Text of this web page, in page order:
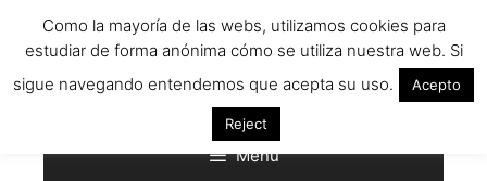
Menú
Como la mayoría de las webs, utilizamos cookies para
estudiar de forma anónima cómo se utiliza nuestra web. Si
sigue navegando entendemos que acepta su uso.
Acepto
Reject